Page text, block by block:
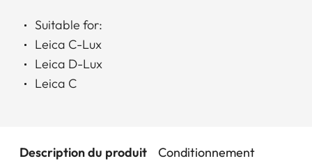
Suitable for:
Leica C-Lux
Leica D-Lux
Leica C
Description du produit Conditionnement